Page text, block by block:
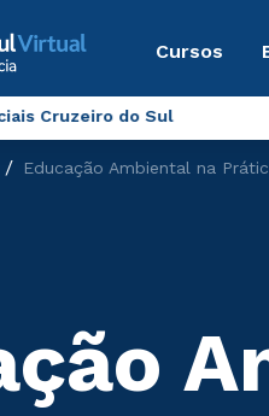
Cursos
Cruzeiro do Sul
Educação Ambiental na